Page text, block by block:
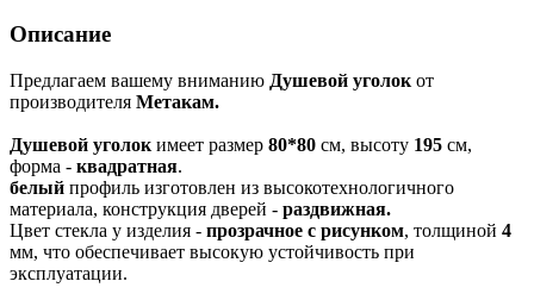
Описание
Предлагаем вашему вниманию Душевой уголок от
производителя Метакам.
Душевой уголок имеет размер 80*80 см, высоту 195 см,
форма - квадратная.
белый профиль изготовлен из высокотехнологичного
материала, конструкция дверей - раздвижная.
Цвет стекла у изделия - прозрачное с рисунком, толщиной 4
мм, что обеспечивает высокую устойчивость при
эксплуатации.